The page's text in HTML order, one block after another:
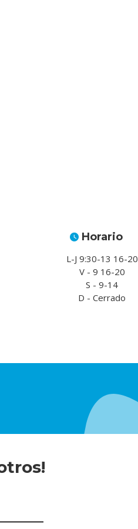
Horario
L-J 9:30-13 16-20
V - 9 16-20
S - 9-14
D - Cerrado